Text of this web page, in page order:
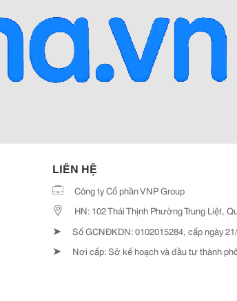
LIÊN HỆ
Công ty Cổ phần VNP Group
HN: 102 Thái Thịnh Phường Trung Liệt,
➤ Số GCNĐKDN: 0102015284, cấp ngày
➤ Nơi cấp: Sở kế hoạch và đầu tư thành